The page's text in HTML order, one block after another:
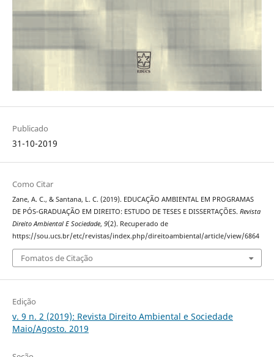
Publicado
31-10-2019
Como Citar
Zane, A. C., & Santana, L. C. (2019). EDUCAÇÃO AMBIENTAL EM PROGRAMAS
DE PÓS-GRADUAÇÃO EM DIREITO: ESTUDO DE TESES E DISSERTAÇÕES. Revista
Direito Ambiental E Sociedade, 9(2). Recuperado de
https://sou.ucs.br/etc/revistas/index.php/direitoambiental/article/view/6864
Fomatos de Citação
Edição
v. 9 n. 2 (2019): Revista Direito Ambiental e Sociedade
Maio/Agosto. 2019